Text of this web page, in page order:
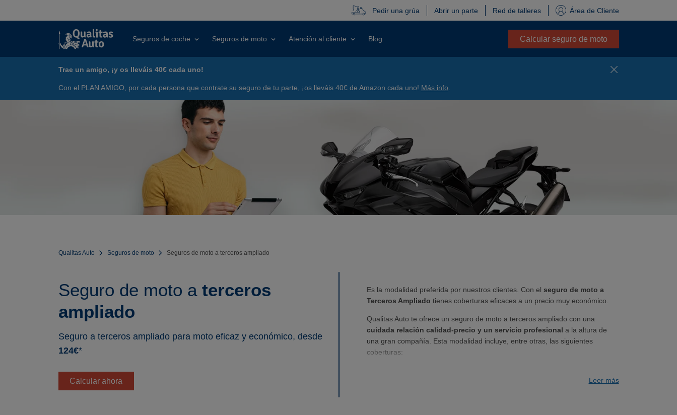
Pedir una grúa Abrir un parte Red de talleres Área de Cliente
Seguros de coche Seguros de moto Atención al cliente Blog Calcular seguro de moto
Trae un amigo, ¡y os lleváis 40€ cada uno!
Con el PLAN AMIGO, por cada persona que contrate su seguro de tu parte, ¡os lleváis 40€ de Amazon cada uno! Más info
Qualitas Auto Seguros de moto Seguros de moto a terceros ampliado
Seguro de moto a terceros
ampliado
Seguro a terceros ampliado para moto eficaz y económico, desde
124€*
Calcular ahora
Es la modalidad preferida por nuestros clientes. Con el seguro de moto a
Terceros Ampliado tienes coberturas eficaces a un precio muy económico.
Qualitas Auto te ofrece un seguro de moto a terceros ampliado con una
cuidada relación calidad-precio y un servicio profesional a la altura de
una gran compañía. Esta modalidad incluye, entre otras, las siguientes
coberturas:
sea sustraída de forma ilegítima mediante fuerza, violencia o intimidación.Leer más